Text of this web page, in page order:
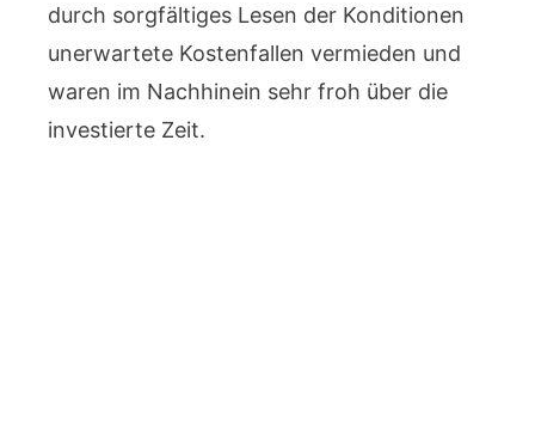
durch sorgfältiges Lesen der Konditionen
unerwartete Kostenfallen vermieden und
waren im Nachhinein sehr froh über die
investierte Zeit.